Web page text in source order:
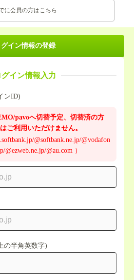
に会員の方はこちら
グイン情報の登録
グイン情報入力
ンID)
pavoへ切替予定、切替済の方
ご利用いただけません。
@softbank.ne.jp/@vodafon
@ezweb.ne.jp/@au.com ）
の半角英数字)